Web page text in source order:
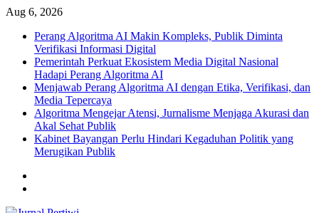
Skip
content
Aug 6, 2026
Perang Algoritma AI Makin Kompleks, Publik Diminta
Verifikasi Informasi Digital
Pemerintah Perkuat Ekosistem Media Digital Nasional
Hadapi Perang Algoritma AI
Menjawab Perang Algoritma AI dengan Etika, Verifikasi, dan
Media Tepercaya
Algoritma Mengejar Atensi, Jurnalisme Menjaga Akurasi dan
Akal Sehat Publik
Kabinet Bayangan Perlu Hindari Kegaduhan Politik yang
Merugikan Publik